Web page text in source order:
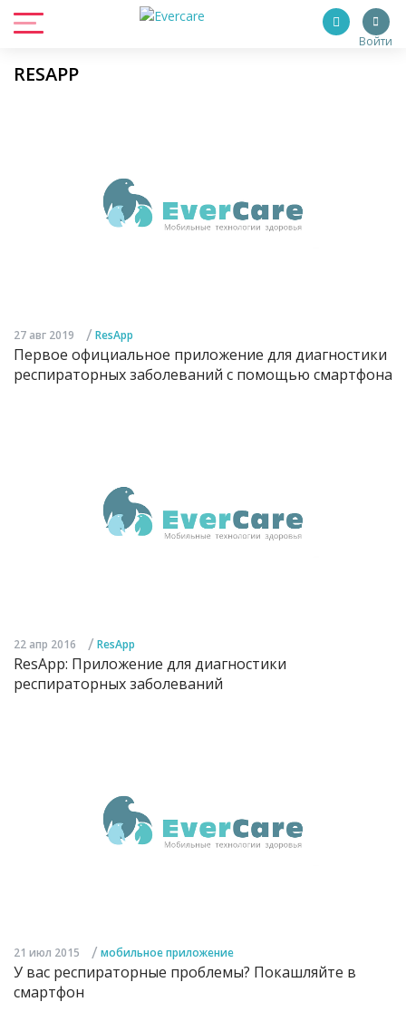
Войти
RESAPP
27 авг 2019 / ResApp
Первое официальное приложение для диагностики
респираторных заболеваний с помощью смартфона
22 апр 2016 / ResApp
ResApp: Приложение для диагностики
респираторных заболеваний
21 июл 2015 / мобильное приложение
У вас респираторные проблемы? Покашляйте в
смартфон